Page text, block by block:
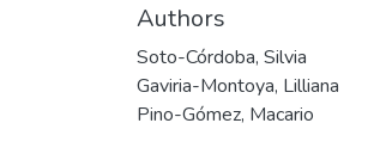
Authors
Soto-Córdoba, Silvia
Gaviria-Montoya, Lilliana
Pino-Gómez, Macario